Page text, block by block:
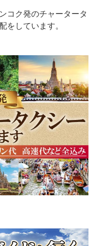
コク発のチャータータ
をしています。